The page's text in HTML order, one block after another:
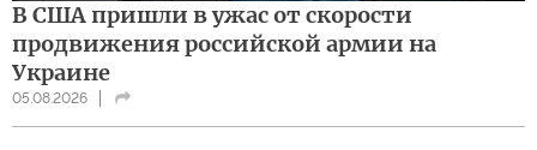
В США пришли в ужас от скорости
продвижения российской армии на
Украине
05.08.2026